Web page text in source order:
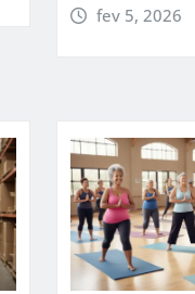
fev 5, 2026